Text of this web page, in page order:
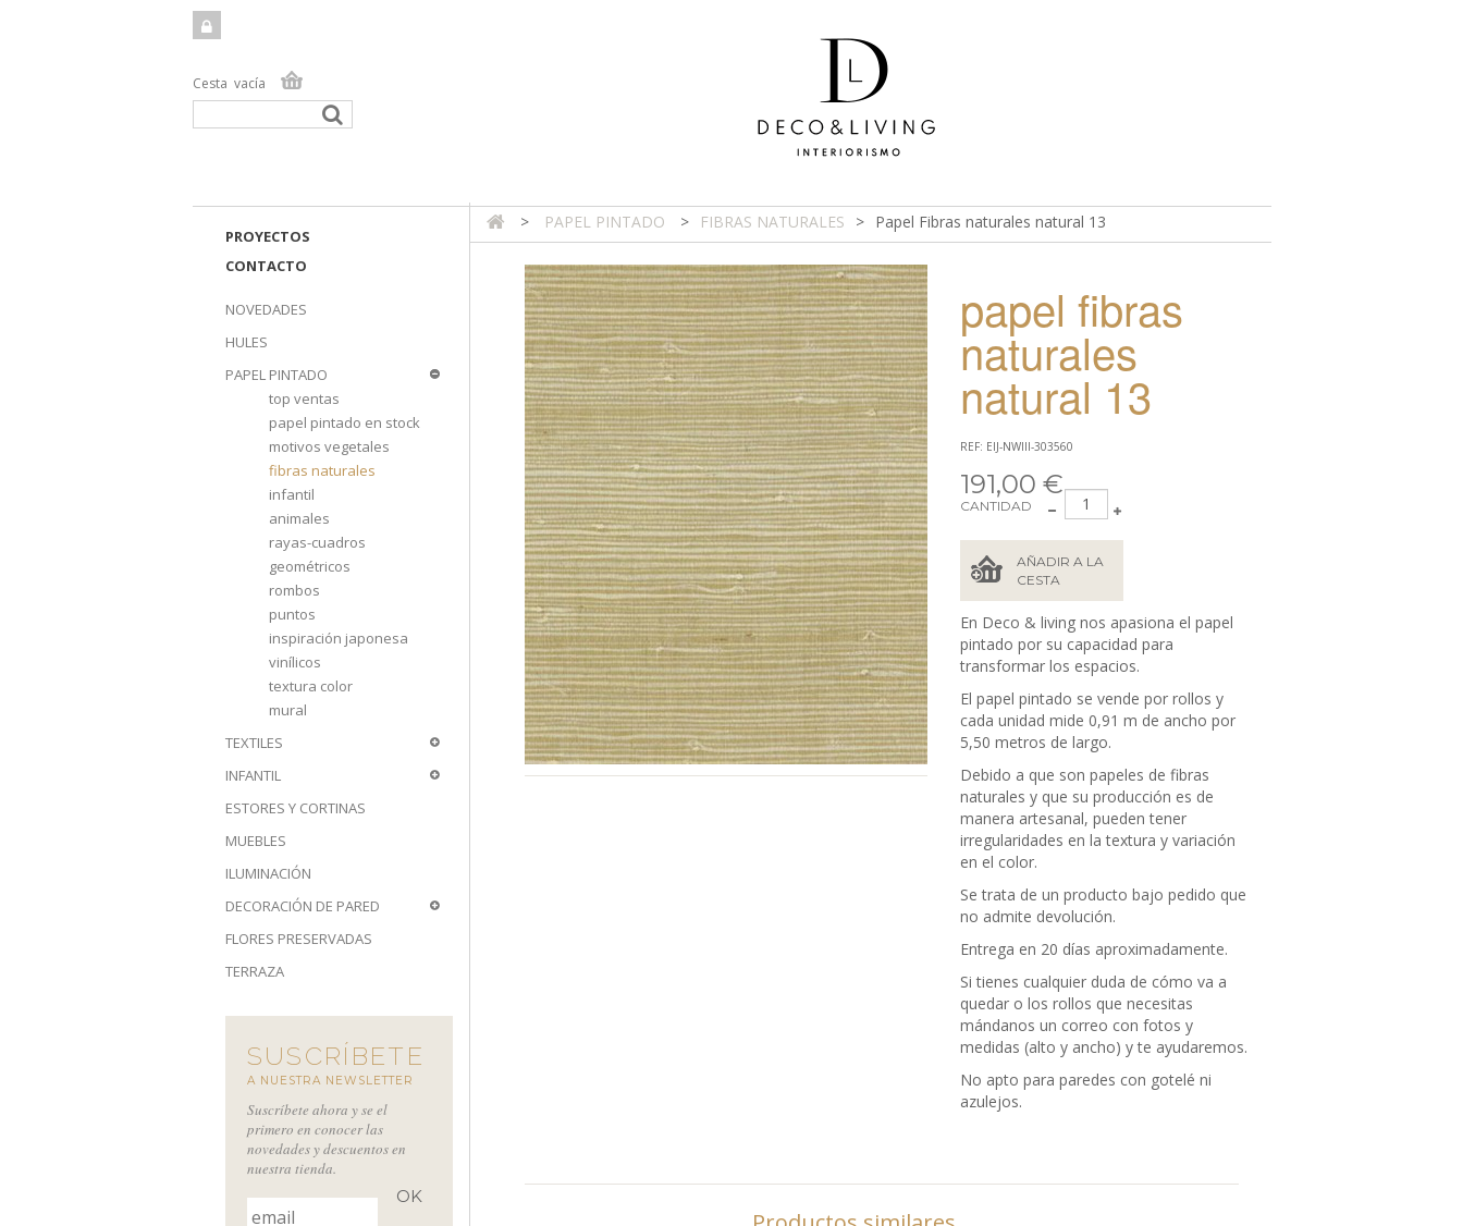
Cesta vacía
TIENDA ONLINE TIENDA FÍSICA PROYECTOS CONTACTO
PROYECTOS
CONTACTO
NOVEDADES
HULES
PAPEL PINTADO
top ventas
papel pintado en stock
motivos vegetales
fibras naturales
infantil
animales
rayas-cuadros
geométricos
rombos
puntos
inspiración japonesa
vinílicos
textura color
mural
TEXTILES
INFANTIL
ESTORES Y CORTINAS
MUEBLES
ILUMINACIÓN
DECORACIÓN DE PARED
FLORES PRESERVADAS
TERRAZA
SUSCRÍBETE
A NUESTRA NEWSLETTER
Suscríbete ahora y se el
primero en conocer las
novedades y descuentos en
nuestra tienda.
> PAPEL PINTADO > FIBRAS NATURALES > Papel Fibras naturales natural 13
papel fibras
naturales
natural 13
REF: EIJ-NWIII-303560
191,00 €
CANTIDAD
AÑADIR A LA
CESTA
En Deco & living nos apasiona el papel
pintado por su capacidad para
transformar los espacios.
El papel pintado se vende por rollos y
cada unidad mide 0,91 m de ancho por
5,50 metros de largo.
Debido a que son papeles de fibras
naturales y que su producción es de
manera artesanal, pueden tener
irregularidades en la textura y variación
en el color.
Se trata de un producto bajo pedido que
no admite devolución.
Entrega en 20 días aproximadamente.
Si tienes cualquier duda de cómo va a
quedar o los rollos que necesitas
mándanos un correo con fotos y
medidas (alto y ancho) y te ayudaremos.
No apto para paredes con gotelé ni
azulejos.